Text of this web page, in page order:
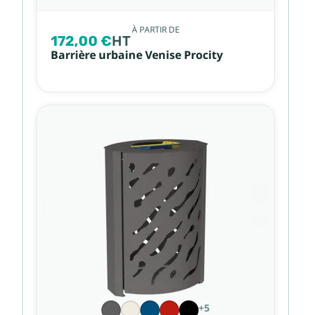
À PARTIR DE
172,00 €HT
Barrière urbaine Venise Procity
+5